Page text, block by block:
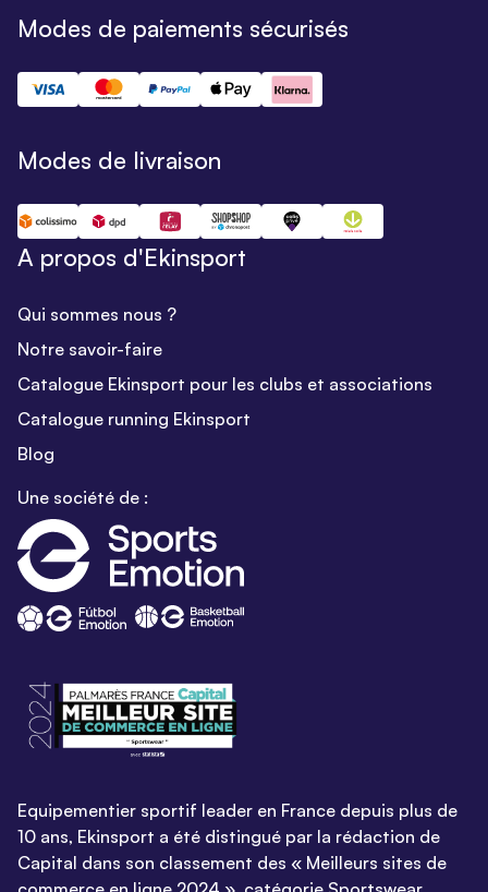
Modes de paiements sécurisés
Modes de livraison
A propos d'Ekinsport
Qui sommes nous ?
Notre savoir-faire
Catalogue Ekinsport pour les clubs et associations
Catalogue running Ekinsport
Blog
Une société de :
Equipementier sportif leader en France depuis plus de
10 ans, Ekinsport a été distingué par la rédaction de
Capital dans son classement des « Meilleurs sites de